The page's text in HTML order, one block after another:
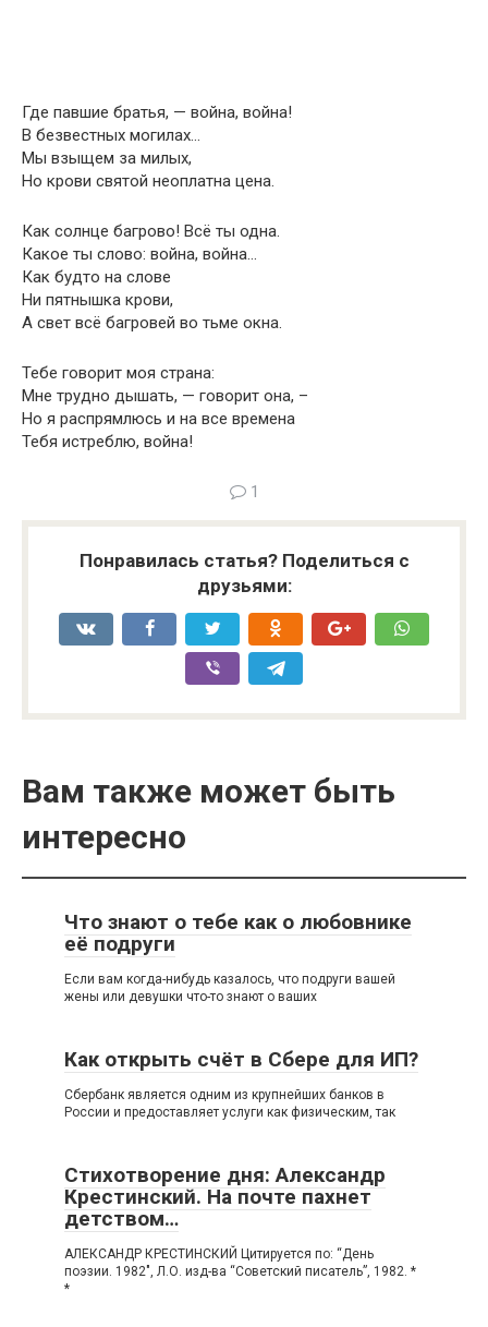
Где павшие братья, — война, война!
В безвестных могилах…
Мы взыщем за милых,
Но крови святой неоплатна цена.
Как солнце багрово! Всё ты одна.
Какое ты слово: война, война…
Как будто на слове
Ни пятнышка крови,
А свет всё багровей во тьме окна.
Тебе говорит моя страна:
Мне трудно дышать, — говорит она, –
Но я распрямлюсь и на все времена
Тебя истреблю, война!
1
Понравилась статья? Поделиться с
друзьями:
Вам также может быть
интересно
Что знают о тебе как о любовнике
её подруги
Если вам когда-нибудь казалось, что подруги вашей
жены или девушки что-то знают о ваших
Как открыть счёт в Сбере для ИП?
Сбербанк является одним из крупнейших банков в
России и предоставляет услуги как физическим, так
Стихотворение дня: Александр
Крестинский. На почте пахнет
детством…
АЛЕКСАНДР КРЕСТИНСКИЙ Цитируется по: “День
поэзии. 1982″, Л.О. изд-ва “Советский писатель”, 1982. *
*